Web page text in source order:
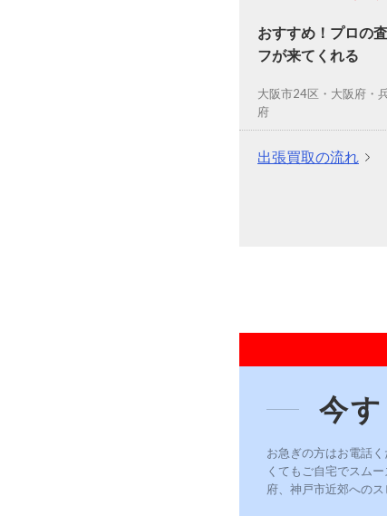
おすすめ！プロの
フが来てくれる
大阪市24区・大阪府・
府
出張買取の流れ
今
お急ぎの方はお電話
くてもご自宅でスム
府、神戸市近郊への